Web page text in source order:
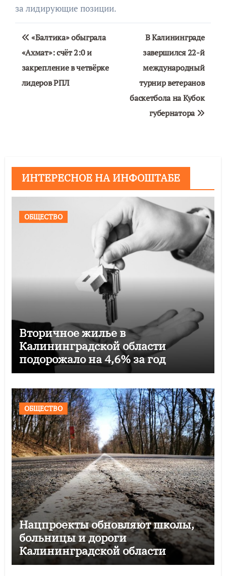
за лидирующие позиции.
Навигация
по
записям
«Балтика» обыграла
«Ахмат»: счёт 2:0 и
закрепление в четвёрке
лидеров РПЛ
В Калининграде
завершился 22-й
международный
турнир ветеранов
баскетбола на Кубок
губернатора
ИНТЕРЕСНОЕ НА ИНФОШТАБЕ
ОБЩЕСТВО
Вторичное жилье в
Калининградской области
подорожало на 4,6% за год
ОБЩЕСТВО
Нацпроекты обновляют школы,
больницы и дороги
Калининградской области